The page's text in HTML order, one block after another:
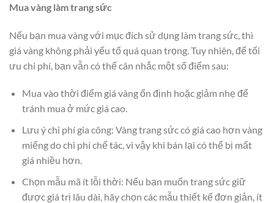
Mua vàng làm trang sức
Nếu bạn mua vàng với mục đích sử dụng làm trang sức, thì
giá vàng không phải yếu tố quá quan trọng. Tuy nhiên, để tối
ưu chi phí, bạn vẫn có thể cân nhắc một số điểm sau:
Mua vào thời điểm giá vàng ổn định hoặc giảm nhẹ để
tránh mua ở mức giá cao.
Lưu ý chi phí gia công: Vàng trang sức có giá cao hơn vàng
miếng do chi phí chế tác, vì vậy khi bán lại có thể bị mất
giá nhiều hơn.
Chọn mẫu mã ít lỗi thời: Nếu bạn muốn trang sức giữ
được giá trị lâu dài, hãy chọn các mẫu thiết kế đơn giản, ít